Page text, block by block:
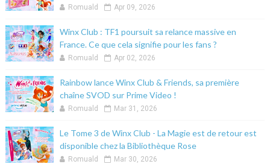
Romuald Apr 09, 2026
Winx Club : TF1 poursuit sa relance massive en
France. Ce que cela signifie pour les fans ?
Romuald Apr 02, 2026
Rainbow lance Winx Club & Friends, sa première
chaîne SVOD sur Prime Video !
Romuald Mar 31, 2026
Le Tome 3 de Winx Club - La Magie est de retour est
disponible chez la Bibliothèque Rose
Romuald Mar 30, 2026